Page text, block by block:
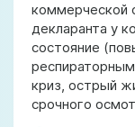
коммерческой
декларанта у
состояние
криз, острый
срочного